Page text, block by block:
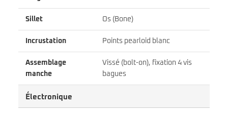
Sillet Os (Bone)
Incrustation Points pearloid blanc
Assemblage
manche
Vissé (bolt-on), fixation 4 vis
bagues
Électronique